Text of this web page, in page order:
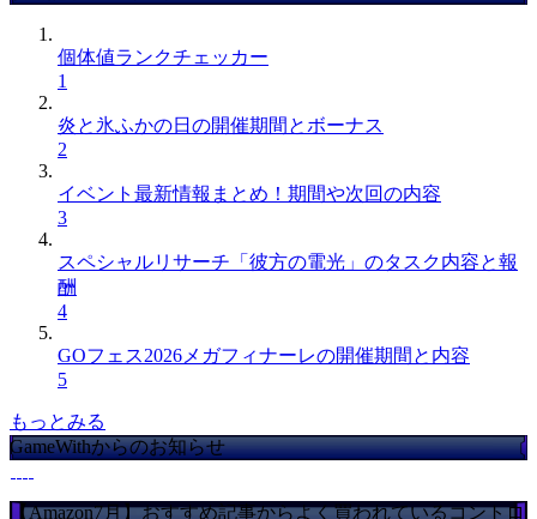
個体値ランクチェッカー
1
炎と氷ふかの日の開催期間とボーナス
2
イベント最新情報まとめ！期間や次回の内容
3
スペシャルリサーチ「彼方の電光」のタスク内容と報
酬
4
GOフェス2026メガフィナーレの開催期間と内容
5
もっとみる
GameWithからのお知らせ
【Amazon7月】おすすめ記事からよく買われているコントロ